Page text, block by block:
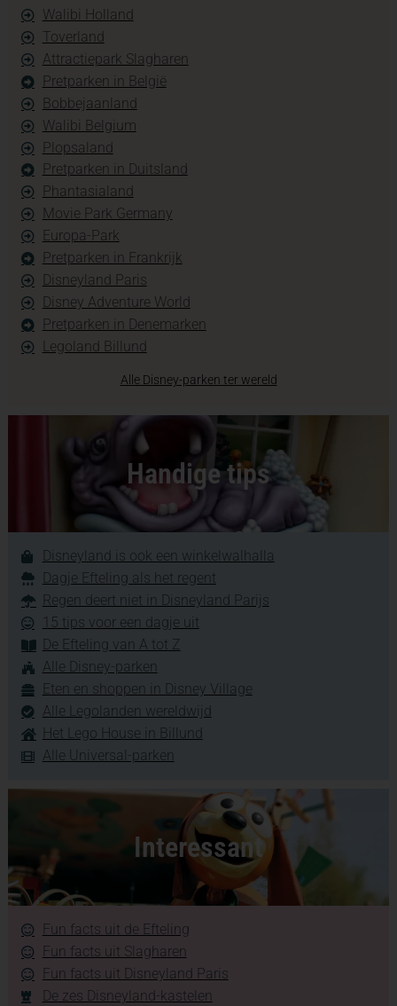
Walibi Holland
Toverland
Attractiepark Slagharen
Pretparken in België
Bobbejaanland
Walibi Belgium
Plopsaland
Pretparken in Duitsland
Phantasialand
Movie Park Germany
Europa-Park
Pretparken in Frankrijk
Disneyland Paris
Disney Adventure World
Pretparken in Denemarken
Legoland Billund
Alle Disney-parken ter wereld
Handige tips
Disneyland is ook een winkelwalhalla
Dagje Efteling als het regent
Regen deert niet in Disneyland Parijs
15 tips voor een dagje uit
De Efteling van A tot Z
Alle Disney-parken
Eten en shoppen in Disney Village
Alle Legolanden wereldwijd
Het Lego House in Billund
Alle Universal-parken
Interessant
Fun facts uit de Efteling
Fun facts uit Slagharen
Fun facts uit Disneyland Paris
De zes Disneyland-kastelen